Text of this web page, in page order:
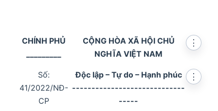
CHÍNH PHỦ
Số:
41/2022/NĐ-
CP
CỘNG HÒA XÃ HỘI CHỦ
NGHĨA VIỆT NAM
⋮
Độc lập – Tự do – Hạnh phúc
-----------------------------
-----
⋮